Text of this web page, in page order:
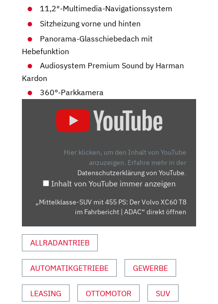
11,2″-Multimedia-Navigationssystem
Sitzheizung vorne und hinten
Panorama-Glasschiebedach mit
Hebefunktion
Audiosystem Premium Sound by Harman
Kardon
360°-Parkkamera
|
ADAC“
YOUTUBE
ANZEIGEN
Hier klicken, um den Inhalt von YouTube
anzuzeigen. Erfahre mehr in der
Datenschutzerklärung von YouTube.
Inhalt von YouTube immer anzeigen
„Mittelklasse-SUV mit 455 PS: Der Volvo XC60 T8
im Fahrbericht | ADAC“ direkt öffnen
ALLRADANTRIEB
AUTOMATIKGETRIEBE GEWERBE
LEASING OTTOMOTOR SUV